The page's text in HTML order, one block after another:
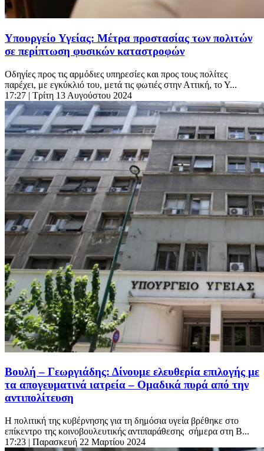
Υπουργείο Υγείας: Μέτρα προστασίας των πολιτών
σε περίπτωση φυσικών καταστροφών
Οδηγίες προς τις αρμόδιες υπηρεσίες και προς τους πολίτες
παρέχει, με εγκύκλιό του, μετά τις φωτιές στην Αττική, το Υ...
17:27 | Τρίτη 13 Αυγούστου 2024
Βουλή – Γεωργιάδης: Δίνουμε ελευθερία επιλογής με
τα απογευματινά ιατρεία – Ομαδικά πυρά από την
αντιπολίτευση
Η πολιτική της κυβέρνησης για τη δημόσια υγεία βρέθηκε στο
επίκεντρο της κοινοβουλευτικής αντιπαράθεσης σήμερα στη Β...
17:23 | Παρασκευή 22 Μαρτίου 2024